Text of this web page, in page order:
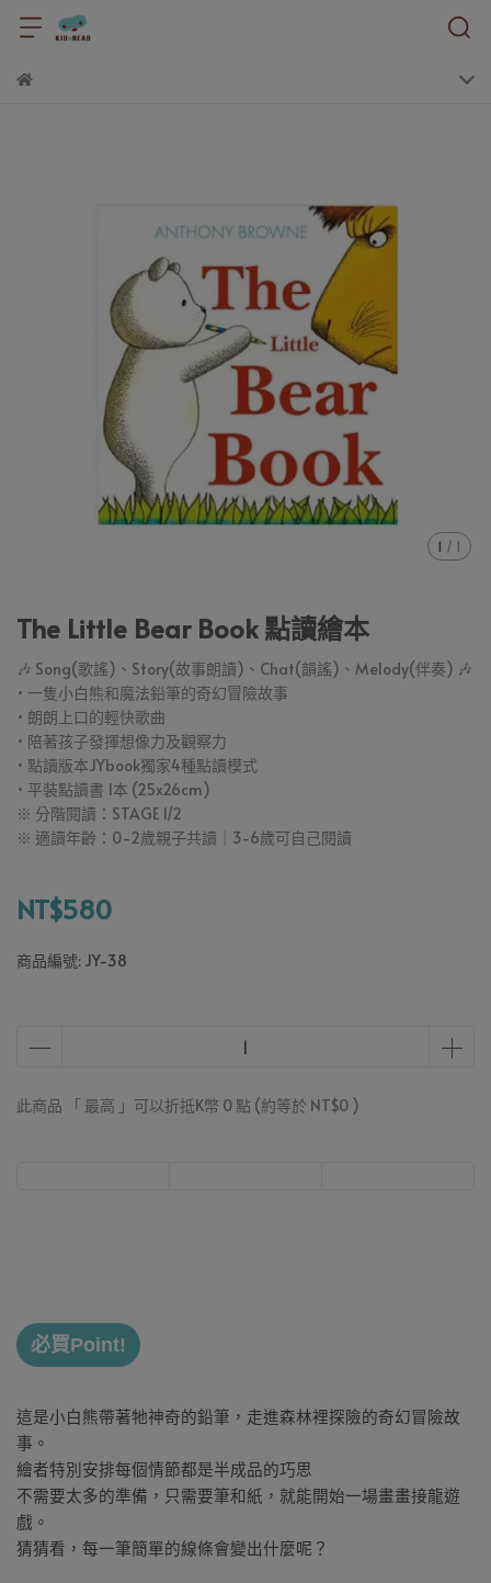
1 / 1
The Little Bear Book 點讀繪本
🎶 Song(歌謠)、Story(故事朗讀)、Chat(韻謠)、Melody(伴奏) 🎶
• 一隻小白熊和魔法鉛筆的奇幻冒險故事
• 朗朗上口的輕快歌曲
• 陪著孩子發揮想像力及觀察力
• 點讀版本JYbook獨家4種點讀模式
• 平裝點讀書 1本 (25x26cm)
※ 分階閱讀：STAGE 1/2
※ 適讀年齡：0-2歲親子共讀｜3-6歲可自己閱讀
NT$580
商品編號: JY-38
此商品 「 最高 」可以折抵K幣 0 點 (約等於 NT$0 )
必買Point!
這是小白熊帶著牠神奇的鉛筆，走進森林裡探險的奇幻冒險故
事。
繪者特別安排每個情節都是半成品的巧思
不需要太多的準備，只需要筆和紙，就能開始一場畫畫接龍遊
戲。
猜猜看，每一筆簡單的線條會變出什麼呢？